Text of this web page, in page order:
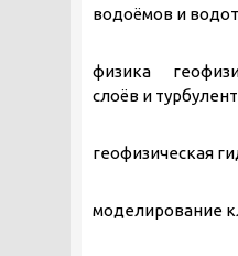
водоёмов и
физика
слоёв и
геофизическая
моделирование